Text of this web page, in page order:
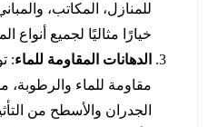
للمنازل، المكاتب،
خيارًا مثاليًا لجميع أنواع
الدهانات المقاومة للماء:
مقاومة للماء والرطوبة،
الجدران والأسطح من